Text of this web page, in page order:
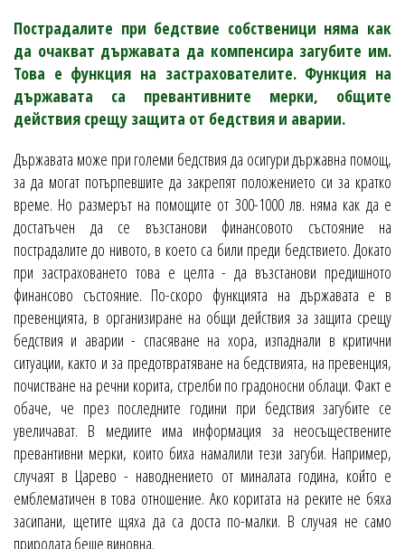
Пострадалите при бедствие собственици няма как
да очакват държавата да компенсира загубите им.
Това е функция на застрахователите. Функция на
държавата са превантивните мерки, общите
действия срещу защита от бедствия и аварии.
Държавата може при големи бедствия да осигури държавна помощ,
за да могат потърпевшите да закрепят положението си за кратко
време. Но размерът на помощите от 300-1000 лв. няма как да е
достатъчен да се възстанови финансовото състояние на
пострадалите до нивото, в което са били преди бедствието. Докато
при застраховането това е целта - да възстанови предишното
финансово състояние. По-скоро функцията на държавата е в
превенцията, в организиране на общи действия за защита срещу
бедствия и аварии - спасяване на хора, изпаднали в критични
ситуации, както и за предотвратяване на бедствията, на превенция,
почистване на речни корита, стрелби по градоносни облаци. Факт е
обаче, че през последните години при бедствия загубите се
увеличават. В медиите има информация за неосъществените
превантивни мерки, които биха намалили тези загуби. Например,
случаят в Царево - наводнението от миналата година, който е
емблематичен в това отношение. Ако коритата на реките не бяха
засипани, щетите щяха да са доста по-малки. В случая не само
природата беше виновна.